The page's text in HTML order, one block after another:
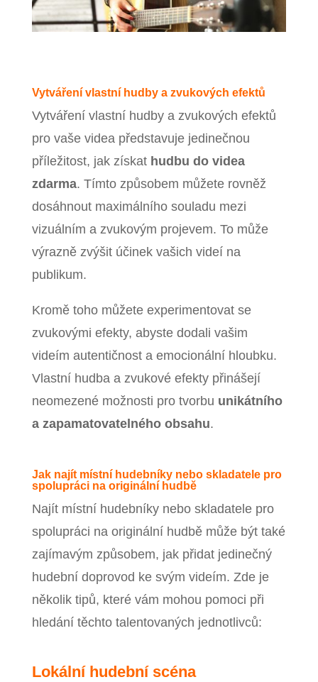
Vytváření vlastní hudby a zvukových efektů
Vytváření vlastní hudby a zvukových efektů
pro vaše videa představuje jedinečnou
příležitost, jak získat hudbu do videa
zdarma. Tímto způsobem můžete rovněž
dosáhnout maximálního souladu mezi
vizuálním a zvukovým projevem. To může
výrazně zvýšit účinek vašich videí na
publikum.
Kromě toho můžete experimentovat se
zvukovými efekty, abyste dodali vašim
videím autentičnost a emocionální hloubku.
Vlastní hudba a zvukové efekty přinášejí
neomezené možnosti pro tvorbu unikátního
a zapamatovatelného obsahu.
Jak najít místní hudebníky nebo skladatele pro
spolupráci na originální hudbě
Najít místní hudebníky nebo skladatele pro
spolupráci na originální hudbě může být také
zajímavým způsobem, jak přidat jedinečný
hudební doprovod ke svým videím. Zde je
několik tipů, které vám mohou pomoci při
hledání těchto talentovaných jednotlivců:
Lokální hudební scéna